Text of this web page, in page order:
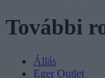
További
Állás
Eger Outlet